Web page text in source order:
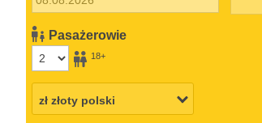
Pasażerowie
18+